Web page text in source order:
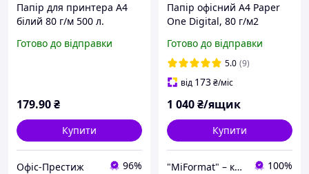
Папір для принтера А4
білий 80 г/м 500 л.
A4.80.MG Клас С
Готово до відправки
179.90₴
Купити
Офіс-Престиж 96%
Папір офісний А4 Paper
One Digital, 80 г/м2
А+ Підвищена білизна
Готово до відправки
5.0 (9)
від 173₴/міс
1 040₴/ящик
Купити
"MiFormat" – канцелярія для офісу та школи, упаковочні матеріали! 100%